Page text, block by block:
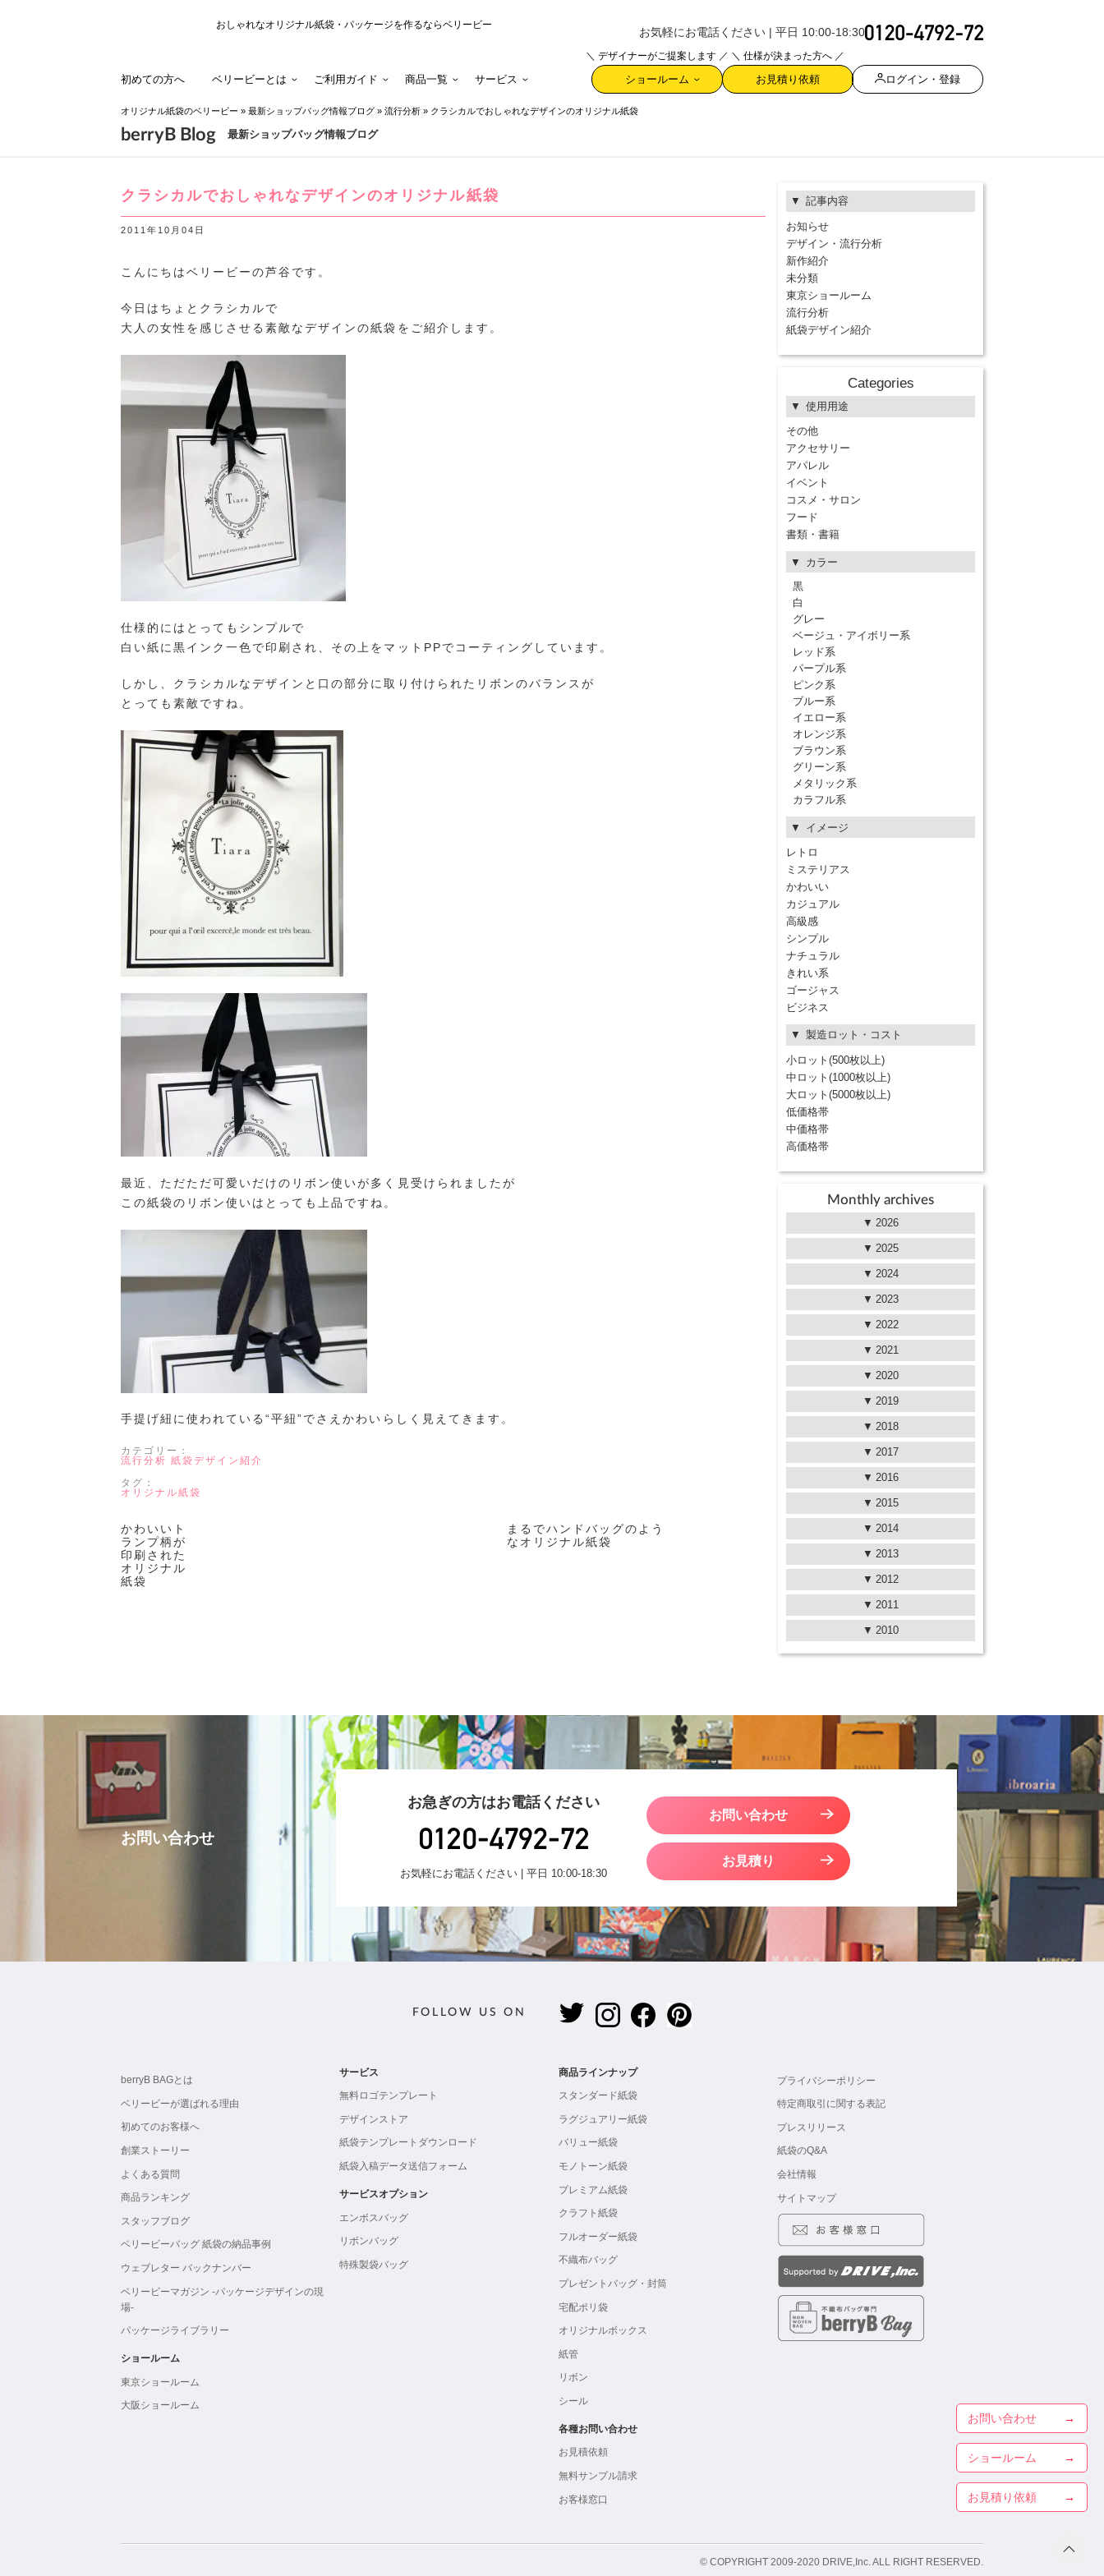
おしゃれなオリジナル紙袋・パッケージを作るならベリービー
お気軽にお電話ください | 平日 10:00-18:30
初めての方へ ベリービーとは ご利用ガイド 商品一覧 サービス
＼ デザイナーがご提案します ／
ショールーム
＼ 仕様が決まった方へ ／
お見積り依頼 ログイン・登録
オリジナル紙袋のベリービー » 最新ショップバッグ情報ブログ » 流行分析 » クラシカルでおしゃれなデザインのオリジナル紙袋
最新ショップバッグ情報ブログ
berryB Blog
クラシカルでおしゃれなデザインのオリジナル紙袋
2011年10月04日
こんにちはベリービーの芦谷です。
今日はちょとクラシカルで
大人の女性を感じさせる素敵なデザインの紙袋をご紹介します。
仕様的にはとってもシンプルで
白い紙に黒インク一色で印刷され、その上をマットPPでコーティングしています。
しかし、クラシカルなデザインと口の部分に取り付けられたリボンのバランスが
とっても素敵ですね。
最近、ただただ可愛いだけのリボン使いが多く見受けられましたが
この紙袋のリボン使いはとっても上品ですね。
手提げ紐に使われている“平紐”でさえかわいらしく見えてきます。
カテゴリー：
流行分析 紙袋デザイン紹介
タグ：
オリジナル紙袋
かわいいト
ランプ柄が
印刷された
オリジナル
紙袋
まるでハンドバッグのよう
なオリジナル紙袋
記事内容
お知らせ
デザイン・流行分析
新作紹介
未分類
東京ショールーム
流行分析
紙袋デザイン紹介
Categories
使用用途
その他
アクセサリー
アパレル
イベント
コスメ・サロン
フード
書類・書籍
カラー
黒
白
グレー
ベージュ・アイボリー系
レッド系
パープル系
ピンク系
ブルー系
イエロー系
オレンジ系
ブラウン系
グリーン系
メタリック系
カラフル系
イメージ
レトロ
ミステリアス
かわいい
カジュアル
高級感
シンプル
ナチュラル
きれい系
ゴージャス
ビジネス
製造ロット・コスト
小ロット(500枚以上)
中ロット(1000枚以上)
大ロット(5000枚以上)
低価格帯
中価格帯
高価格帯
Monthly archives
2026
2025
2024
2023
2022
2021
2020
2019
2018
2017
2016
2015
2014
2013
2012
2011
2010
お問い合わせ
ショールーム
お見積り依頼
お問い合わせ
お急ぎの方はお電話ください
お気軽にお電話ください | 平日 10:00-18:30
お問い合わせ
お見積り
FOLLOW US ON
berryB BAGとは
ベリービーが選ばれる理由
初めてのお客様へ
創業ストーリー
よくある質問
商品ランキング
スタッフブログ
ベリービーバッグ 紙袋の納品事例
ウェブレター バックナンバー
ベリービーマガジン -パッケージデザインの現
場-
パッケージライブラリー
ショールーム
東京ショールーム
大阪ショールーム
サービス
無料ロゴテンプレート
デザインストア
紙袋テンプレートダウンロード
紙袋入稿データ送信フォーム
サービスオプション
エンボスバッグ
リボンバッグ
特殊製袋バッグ
商品ラインナップ
スタンダード紙袋
ラグジュアリー紙袋
バリュー紙袋
モノトーン紙袋
プレミアム紙袋
クラフト紙袋
フルオーダー紙袋
不織布バッグ
プレゼントバッグ・封筒
宅配ポリ袋
オリジナルボックス
紙管
リボン
シール
各種お問い合わせ
お見積依頼
無料サンプル請求
お客様窓口
プライバシーポリシー
特定商取引に関する表記
プレスリリース
紙袋のQ&A
会社情報
サイトマップ
© COPYRIGHT 2009-2020 DRIVE,Inc. ALL RIGHT RESERVED.